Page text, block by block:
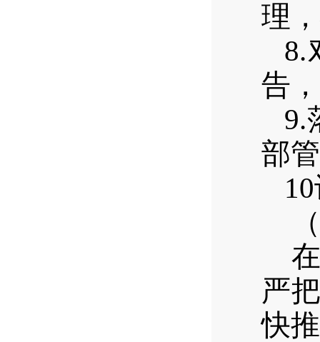
理
8.
告
9.
部
10
严
快